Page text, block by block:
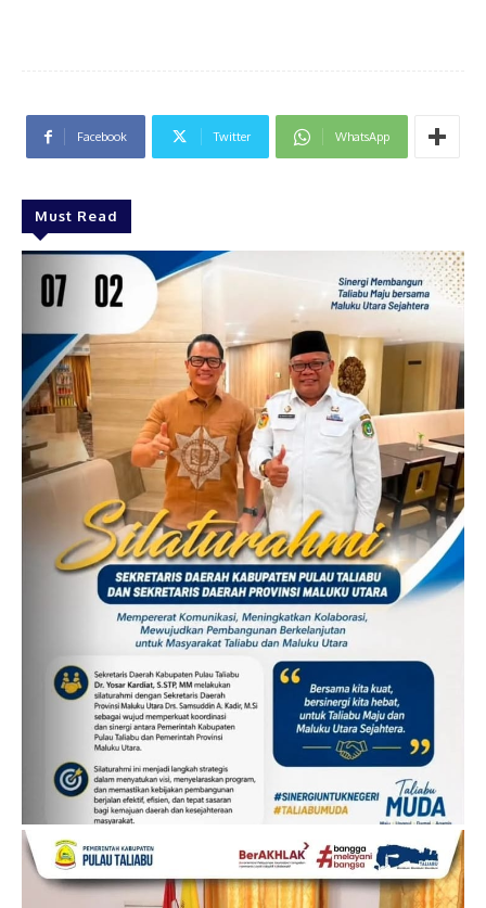
Facebook Twitter WhatsApp
Must Read